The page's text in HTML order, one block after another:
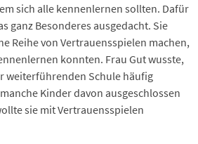
sich alle kennenlernen sollten. Dafür
ganz Besonderes ausgedacht. Sie
Reihe von Vertrauensspielen machen,
konnten. Frau Gut wusste,
weiterführenden Schule häufig
Kinder davon ausgeschlossen
sie mit Vertrauensspielen